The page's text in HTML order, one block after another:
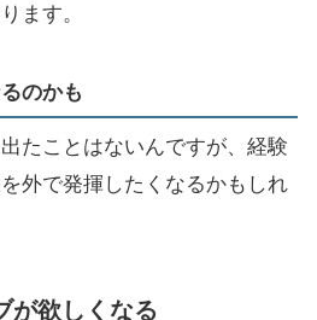
ます。
のかも
たことはないんですが、経験
外で発揮したくなるかもしれ
が欲しくなる